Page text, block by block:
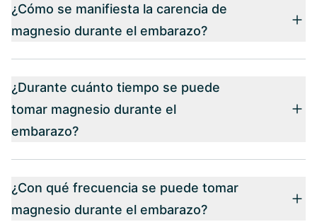
¿Cómo se manifiesta la carencia de
magnesio durante el embarazo?
¿Durante cuánto tiempo se puede
tomar magnesio durante el
embarazo?
¿Con qué frecuencia se puede tomar
magnesio durante el embarazo?